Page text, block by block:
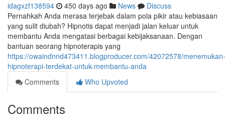
idagxzf138594 450 days ago News
Discuss
Pernahkah Anda merasa terjebak dalam pola pikir atau kebiasaan
yang sulit diubah? Hipnotis dapat menjadi jalan keluar untuk
membantu Anda mengatasi berbagai kebijaksanaan. Dengan
bantuan seorang hipnoterapis yang
https://owaindnnd473411.blogproducer.com/42072578/menemukan-
hipnoterapi-terdekat-untuk-membantu-anda
Comments
Who Upvoted
Comments